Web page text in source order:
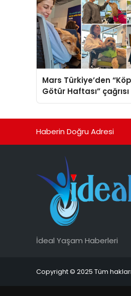
Mars Türkiye’den
Götür Haftası” çağrısı
Haberin Doğru Adresi
İdeal Yaşam Haberleri
Copyright © 2025 Tüm